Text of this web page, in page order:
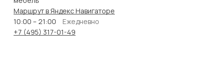
Маршрут в Яндекс Навигаторе
10:00 – 21:00
Ежедневно
+7 (495) 317-01-49